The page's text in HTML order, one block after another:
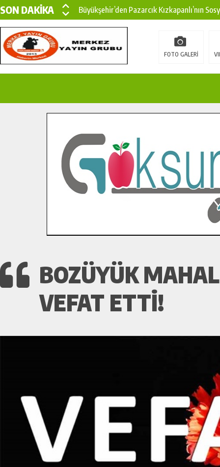
SON DAKİKA
Büyükşehir’den Pazarcık Kızkapanlı’nın
Büyükşehir’den Pazarcık Kırsalına Modern
Çin’den KSÜ’ye Uluslararası Başarı:
İlçe Jandarma Komutanı Karakaya’dan
Bertiz’in Yeni Köprüsünde Sona Doğru.
FOTO GALERİ
BOZÜYÜK
VEFAT ETTI!